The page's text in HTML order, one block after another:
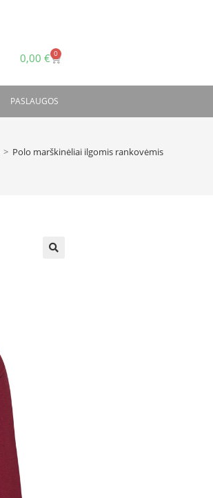
0,00 € 0
PASLAUGOS
> Polo marškinėliai ilgomis rankovėmis